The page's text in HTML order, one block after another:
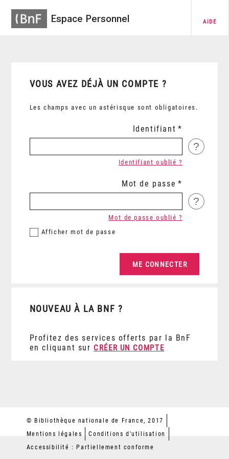
Espace Personnel AIDE
VOUS AVEZ DÉJÀ UN COMPTE ?
Les champs avec un astérisque sont obligatoires.
Identifiant
?
Identifiant oublié ?
Mot de passe
?
Afficher mot de passe
Mot de passe oublié ?
NOUVEAU À LA BNF ?
Profitez des services offerts par la BnF
en cliquant sur CRÉER UN COMPTE
© Bibliothèque nationale de France, 2017
Mentions légales
Conditions d'utilisation
Accessibilité : Partiellement conforme